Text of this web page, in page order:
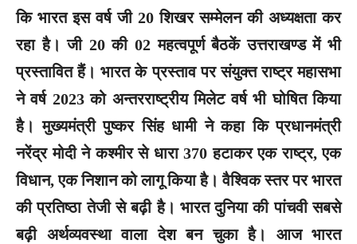
कि भारत इस वर्ष जी 20 शिखर सम्मेलन की अध्यक्षता कर
रहा है। जी 20 की 02 महत्वपूर्ण बैठकें उत्तराखण्ड में भी
प्रस्तावित हैं। भारत के प्रस्ताव पर संयुक्त राष्ट्र महासभा
ने वर्ष 2023 को अन्तरराष्ट्रीय मिलेट वर्ष भी घोषित किया
है। मुख्यमंत्री पुष्कर सिंह धामी ने कहा कि प्रधानमंत्री
नरेंद्र मोदी ने कश्मीर से धारा 370 हटाकर एक राष्ट्र, एक
विधान, एक निशान को लागू किया है। वैश्विक स्तर पर भारत
की प्रतिष्ठा तेजी से बढ़ी है। भारत दुनिया की पांचवी सबसे
बढ़ी अर्थव्यवस्था वाला देश बन चुका है। आज भारत